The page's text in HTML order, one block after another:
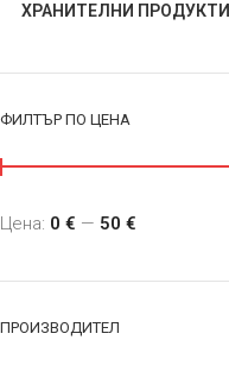
ХРАНИТЕЛНИ ПРОДУКТИ
ФИЛТЪР ПО ЦЕНА
Цена: 0 € — 50 €
ПРОИЗВОДИТЕЛ